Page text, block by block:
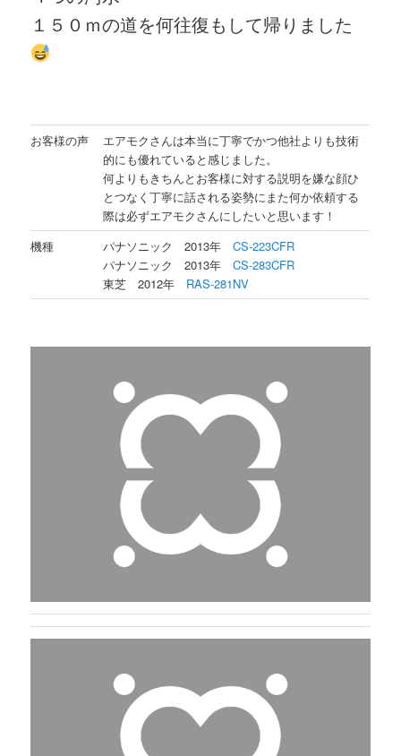
１５０ｍの道を何往復もして帰りました
お客様の声
エアモクさんは本当に丁寧でかつ他社よりも技術
的にも優れていると感じました。
何よりもきちんとお客様に対する説明を嫌な顔ひ
とつなく丁寧に話される姿勢にまた何か依頼する
際は必ずエアモクさんにしたいと思います！
機種
パナソニック 2013年CS-223CFR
パナソニック 2013年CS-283CFR
東芝 2012年 RAS-281NV